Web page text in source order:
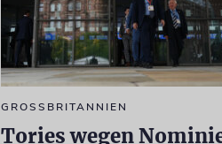
GROSSBRITANNIEN
Tories wegen